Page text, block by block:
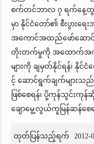
စက်တင်ဘာလ ၇ ရက်နေ့တွင်
မှာ နိုင်ငံတော်၏ စီးပွားရေး
အကောင်အထည်ဖော်ဆောင်
တိုးတက်မှုကို အထောက်အကူ
များကို ချမှတ်နိုင်ရန်၊ နိုင်
င့် ဆောင်ရွက်ချက်များ
ဖြစ်စေရန်၊ ပို့ကုန်သွင်းကုန်
ချောမွေ့လွယ်ကူမြန်ဆန်စေ
ထုတ်ပြန်သည့်ရက် 2012-